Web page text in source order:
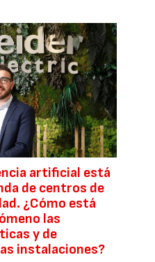
artificial está
de centros de
¿Cómo está
las
y de
instalaciones?